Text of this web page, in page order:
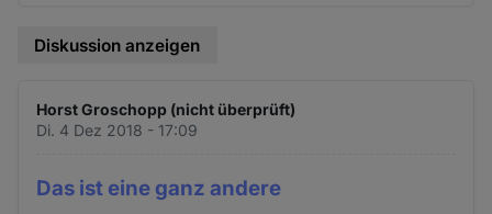
Diskussion anzeigen
Horst Groschopp (nicht überprüft)
Di. 4 Dez 2018 - 17:09
Das ist eine ganz andere